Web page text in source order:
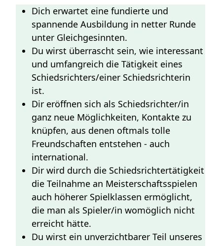
Dich erwartet eine fundierte und
spannende Ausbildung in netter Runde
unter Gleichgesinnten.
Du wirst überrascht sein, wie interessant
und umfangreich die Tätigkeit eines
Schiedsrichters/einer Schiedsrichterin
ist.
Dir eröffnen sich als Schiedsrichter/in
ganz neue Möglichkeiten, Kontakte zu
knüpfen, aus denen oftmals tolle
Freundschaften entstehen - auch
international.
Dir wird durch die Schiedsrichtertätigkeit
die Teilnahme an Meisterschaftsspielen
auch höherer Spielklassen ermöglicht,
die man als Spieler/in womöglich nicht
erreicht hätte.
Du wirst ein unverzichtbarer Teil unseres